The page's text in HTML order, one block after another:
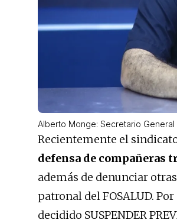
Alberto Monge: Secretario General
Recientemente el
defensa de compañeras
además de denunciar
patronal del FOSALUD.
decidido SUSPENDER